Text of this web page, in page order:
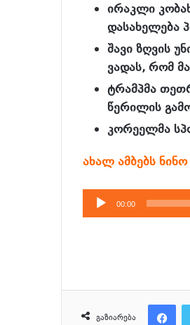
ირაკლი
დასახელება
შავი ზღვის
ვადას, რომ
ტრამპმა
წერილის
კორეელმა
ახალ ამბებს
აუდიო
დამკვრელი
00:00
გაზიარება